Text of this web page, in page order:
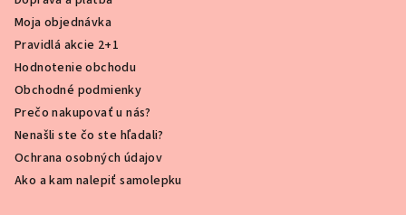
Moja objednávka
Pravidlá akcie 2+1
Hodnotenie obchodu
Obchodné podmienky
Prečo nakupovať u nás?
Nenašli ste čo ste hľadali?
Ochrana osobných údajov
Ako a kam nalepiť samolepku